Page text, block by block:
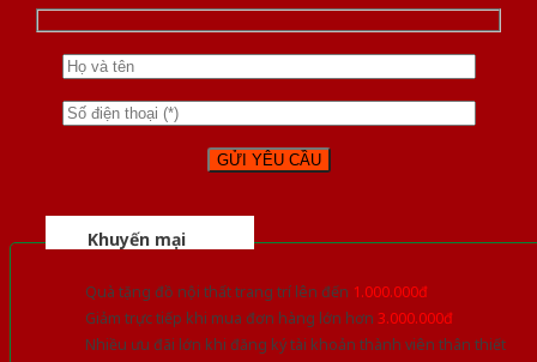
Khuyến mại
Quà tặng đồ nội thất trang trí lên đến 1.000.000đ
Giảm trực tiếp khi mua đơn hàng lớn hơn 3.000.000đ
Nhiều ưu đãi lớn khi đăng ký tài khoản thành viên thân thiết